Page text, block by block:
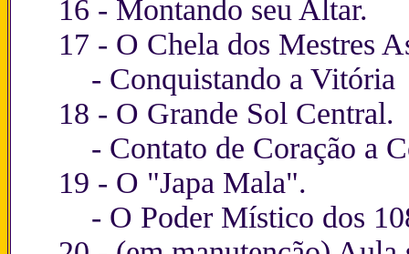
16 - Montando seu Altar.
17 - O Chela dos Mestres
- Conquistando a Vitória
18 - O Grande Sol Central.
- Contato de Coração a
19 - O "Japa Mala".
- O Poder Místico dos